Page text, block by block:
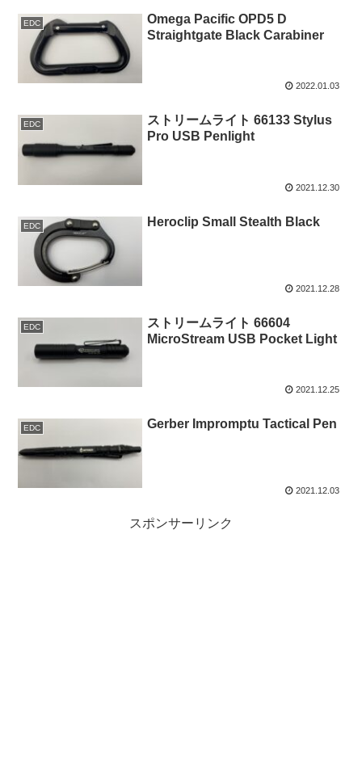
EDC
Omega Pacific OPD5 D
Straightgate Black Carabiner
2022.01.03
EDC
ストリームライト 66133 Stylus
Pro USB Penlight
2021.12.30
EDC Heroclip Small Stealth Black
2021.12.28
EDC
ストリームライト 66604
MicroStream USB Pocket Light
2021.12.25
EDC Gerber Impromptu Tactical Pen
2021.12.03
スポンサーリンク